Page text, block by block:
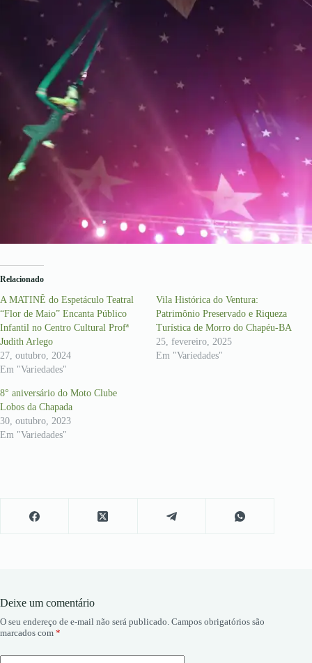
Relacionado
A MATINÊ do Espetáculo Teatral
“Flor de Maio” Encanta Público
Infantil no Centro Cultural Profª
Judith Arlego
27, outubro, 2024
Em "Variedades"
Vila Histórica do Ventura:
Patrimônio Preservado e Riqueza
Turística de Morro do Chapéu-BA
25, fevereiro, 2025
Em "Variedades"
8° aniversário do Moto Clube
Lobos da Chapada
30, outubro, 2023
Em "Variedades"
Deixe um comentário
O seu endereço de e-mail não será publicado. Campos obrigatórios são
marcados com *